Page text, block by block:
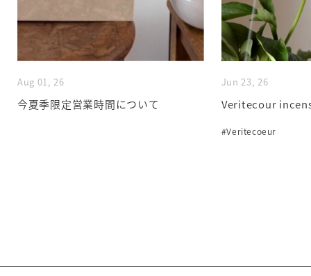
Aug 01, 26
今夏季限定営業時間について
Jun 23, 26
Veritecour
#Veritecoeur